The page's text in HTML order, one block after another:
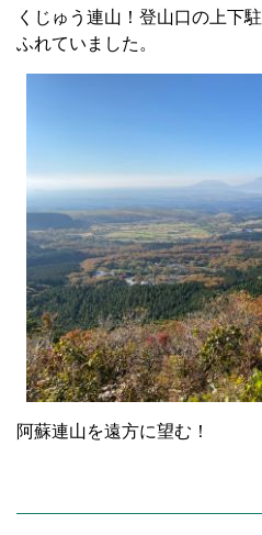
くじゅう連山！登山口の上下
ふれていました。
阿蘇連山を遠方に望む！